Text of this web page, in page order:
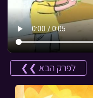
לפרק הבא ❯❯